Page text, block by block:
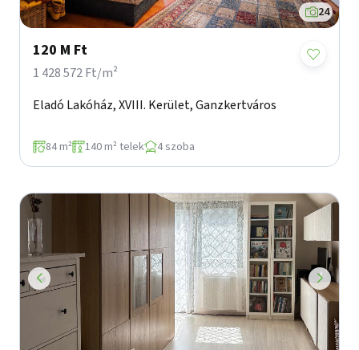
24
120 M Ft
1 428 572 Ft/m²
Eladó Lakóház, XVIII. Kerület, Ganzkertváros
84 m² 140 m² telek 4 szoba